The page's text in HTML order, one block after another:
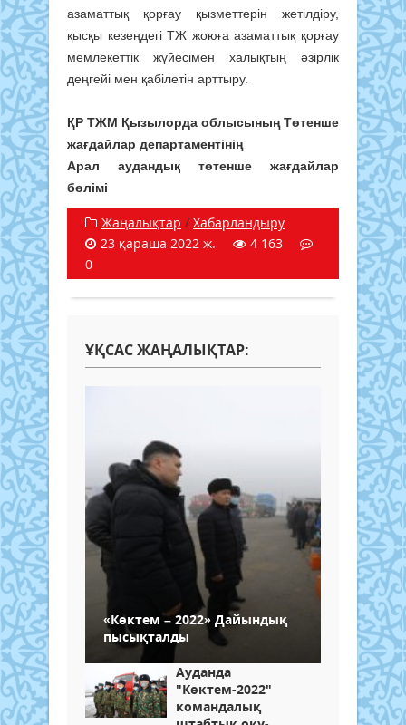
азаматтық қорғау қызметтерін жетілдіру,
қысқы кезеңдегі ТЖ жоюға азаматтық қорғау
мемлекеттік жүйесімен халықтың әзірлік
деңгейі мен қабілетін арттыру.
ҚР ТЖМ Қызылорда облысының Төтенше
жағдайлар департаментінің
Арал аудандық төтенше жағдайлар
бөлімі
Жаңалықтар / Хабарландыру
23 қараша 2022 ж.
4 163
0
ҰҚСАС ЖАҢАЛЫҚТАР:
«Көктем – 2022» Дайындық
пысықталды
Ауданда
"Көктем-2022"
командалық